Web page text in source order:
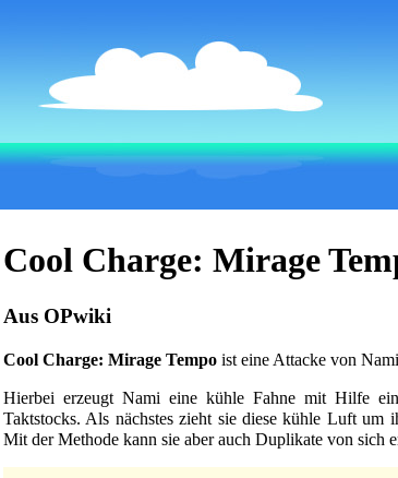
Cool Charge: Mirage
Aus OPwiki
Cool Charge: Mirage Tempo ist eine Attacke von Nami
Hierbei erzeugt Nami eine kühle Fahne mit Hilfe
Taktstocks. Als nächstes zieht sie diese kühle Luft um
Mit der Methode kann sie aber auch Duplikate von sich